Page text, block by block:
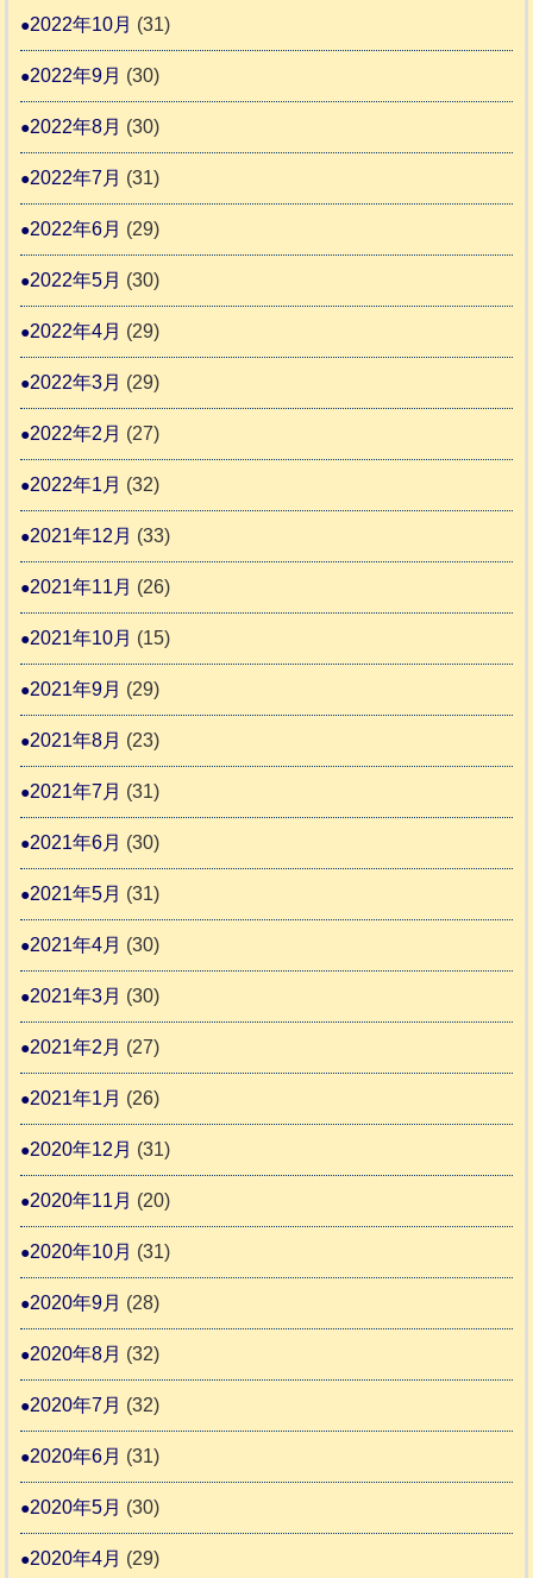
2022年10月 (31)
2022年9月 (30)
2022年8月 (30)
2022年7月 (31)
2022年6月 (29)
2022年5月 (30)
2022年4月 (29)
2022年3月 (29)
2022年2月 (27)
2022年1月 (32)
2021年12月 (33)
2021年11月 (26)
2021年10月 (15)
2021年9月 (29)
2021年8月 (23)
2021年7月 (31)
2021年6月 (30)
2021年5月 (31)
2021年4月 (30)
2021年3月 (30)
2021年2月 (27)
2021年1月 (26)
2020年12月 (31)
2020年11月 (20)
2020年10月 (31)
2020年9月 (28)
2020年8月 (32)
2020年7月 (32)
2020年6月 (31)
2020年5月 (30)
2020年4月 (29)